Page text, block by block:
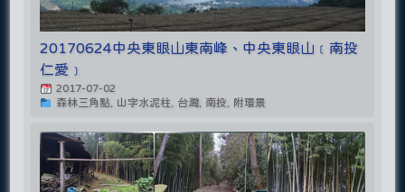
20170624中央東眼山東南峰、中央東眼山﹝南投
仁愛﹞
2017-07-02
森林三角點, 山字水泥柱, 台灣, 南投, 附環景